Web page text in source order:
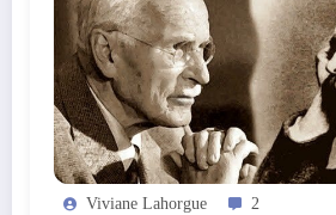
Viviane Lahorgue 2